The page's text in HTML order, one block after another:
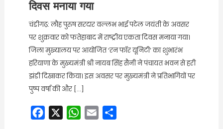
दिवस मनाया गया
चंडीगढ़: लौह पुरुष सरदार वल्लभ भाई पटेल जयंती के अवसर
पर शुक्रवार को फतेहाबाद में राष्ट्रीय एकता दिवस मनाया गया।
जिला मुख्यालय पर आयोजित ‘रन फॉर यूनिटी’ का शुभारंभ
हरियाणा के मुख्यमंत्री श्री नायब सिंह सैनी ने पंचायत भवन से हरी
झंडी दिखाकर किया। इस अवसर पर मुख्यमंत्री ने प्रतिभागियों पर
पुष्प वर्षा की और […]
Facebook WhatsApp
Email